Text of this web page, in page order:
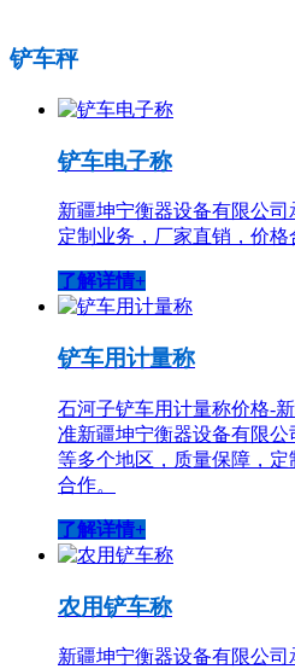
铲车秤
铲车电子称
新疆坤宁衡器设备有限公
定制业务，厂家直销，价格
了解详情+
铲车用计量称
石河子铲车用计量称价格-
准新疆坤宁衡器设备有限
等多个地区，质量保障，
合作。
了解详情+
农用铲车称
新疆坤宁衡器设备有限公司